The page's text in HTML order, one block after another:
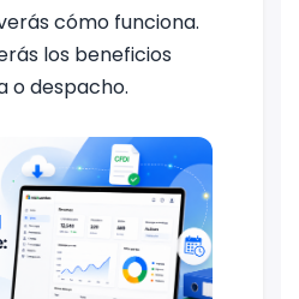
cómo funciona.
los beneficios
o despacho.